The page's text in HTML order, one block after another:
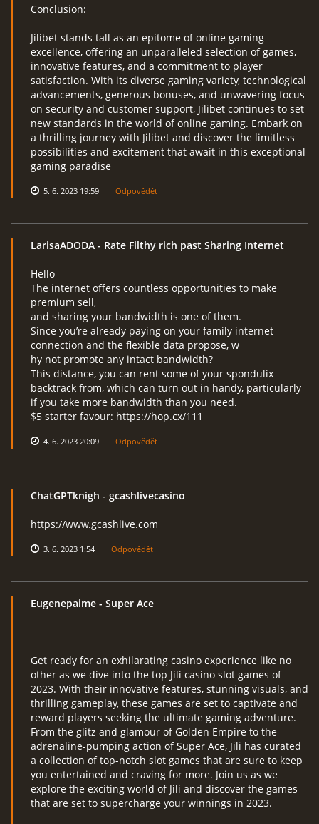
Conclusion:
Jilibet stands tall as an epitome of online gaming
excellence, offering an unparalleled selection of games,
innovative features, and a commitment to player
satisfaction. With its diverse gaming variety, technological
advancements, generous bonuses, and unwavering focus
on security and customer support, Jilibet continues to set
new standards in the world of online gaming. Embark on
a thrilling journey with Jilibet and discover the limitless
possibilities and excitement that await in this exceptional
gaming paradise
5. 6. 2023 19:59 Odpovědět
LarisaADODA - Rate Filthy rich past Sharing Internet
Hello
The internet offers countless opportunities to make
premium sell,
and sharing your bandwidth is one of them.
Since you’re already paying on your family internet
connection and the flexible data propose, w
hy not promote any intact bandwidth?
This distance, you can rent some of your spondulix
backtrack from, which can turn out in handy, particularly
if you take more bandwidth than you need.
$5 starter favour: https://hop.cx/111
4. 6. 2023 20:09 Odpovědět
ChatGPTknigh - gcashlivecasino
https://www.gcashlive.com
3. 6. 2023 1:54 Odpovědět
Eugenepaime - Super Ace
Get ready for an exhilarating casino experience like no
other as we dive into the top Jili casino slot games of
2023. With their innovative features, stunning visuals, and
thrilling gameplay, these games are set to captivate and
reward players seeking the ultimate gaming adventure.
From the glitz and glamour of Golden Empire to the
adrenaline-pumping action of Super Ace, Jili has curated
a collection of top-notch slot games that are sure to keep
you entertained and craving for more. Join us as we
explore the exciting world of Jili and discover the games
that are set to supercharge your winnings in 2023.